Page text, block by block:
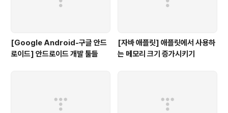
[Google Android-구글 안드
로이드] 안드로이드 개발 툴들
[자바 애플릿] 애플릿에서 사용하
는 메모리 크기 증가시키기